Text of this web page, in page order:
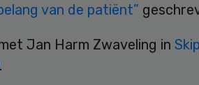
van de patiënt”
Jan Harm Zwaveling in
.